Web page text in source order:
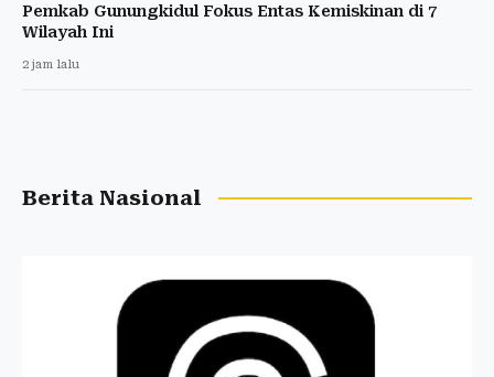
Pemkab Gunungkidul Fokus Entas Kemiskinan di 7
Wilayah Ini
2 jam lalu
Berita Nasional